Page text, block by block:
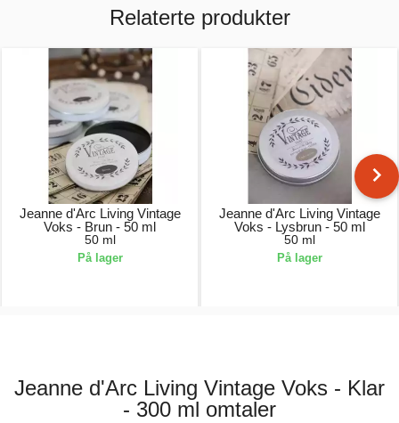
Relaterte produkter
Jeanne d'Arc Living Vintage
Voks - Brun - 50 ml
50 ml
På lager
Jeanne d'Arc Living Vintage
Voks - Lysbrun - 50 ml
50 ml
På lager
Jeanne d'Arc Living Vintage Voks - Klar
- 300 ml omtaler